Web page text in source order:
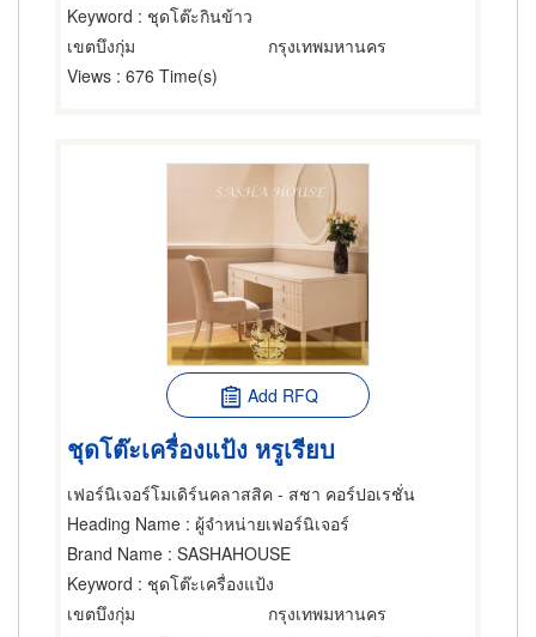
Keyword : ชุดโต๊ะกินข้าว
เขตบึงกุ่ม
กรุงเทพมหานคร
Views : 676 Time(s)
Add RFQ
ชุดโต๊ะเครื่องแป้ง หรูเรียบ
เฟอร์นิเจอร์โมเดิร์นคลาสสิค - สชา คอร์ปอเรชั่น
Heading Name : ผู้จำหน่ายเฟอร์นิเจอร์
Brand Name : SASHAHOUSE
Keyword : ชุดโต๊ะเครื่องแป้ง
เขตบึงกุ่ม
กรุงเทพมหานคร